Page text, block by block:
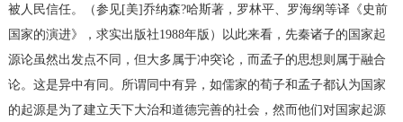
被人民信任。（参见[美]乔纳森?哈斯著，罗林平、罗海纲等译《史前
国家的演进》，求实出版社1988年版）以此来看，先秦诸子的国家起
源论虽然出发点不同，但大多属于冲突论，而孟子的思想则属于融合
论。这是异中有同。所谓同中有异，如儒家的荀子和孟子都认为国家
的起源是为了建立天下大治和道德完善的社会，然而他们对国家起源